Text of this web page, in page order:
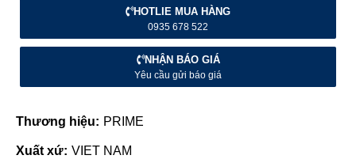
HOTLIE MUA HÀNG
0935 678 522
NHẬN BÁO GIÁ
Yêu cầu gửi báo giá
Thương hiệu: PRIME
Xuất xứ: VIET NAM